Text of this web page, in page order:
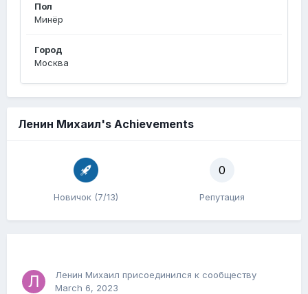
Пол
Минёр
Город
Москва
Ленин Михаил's Achievements
Новичок (7/13)
0
Репутация
Ленин Михаил присоединился к сообществу
March 6, 2023